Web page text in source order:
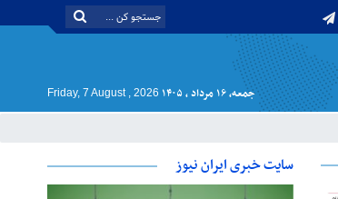
جمعه, ۱۶ مرداد , ۱۴۰۵ Friday, 7 August , 2026
سایت خبری ایران نیوز